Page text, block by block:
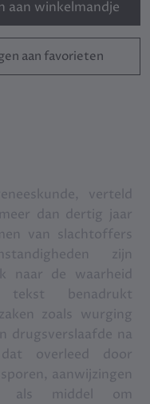
aan winkelmandje
aan favorieten
verteld
dan dertig jaar
van slachtoffers
zijn
naar de waarheid
benadrukt
zoals wurging
drugsverslaafde na
overleed door
aanwijzingen
als middel om